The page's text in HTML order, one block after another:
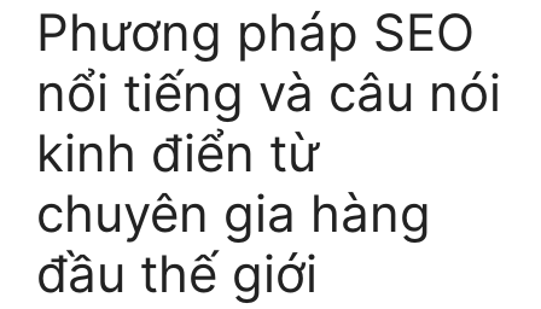
Phương pháp SEO
nổi tiếng và câu nói
kinh điển từ
chuyên gia hàng
đầu thế giới